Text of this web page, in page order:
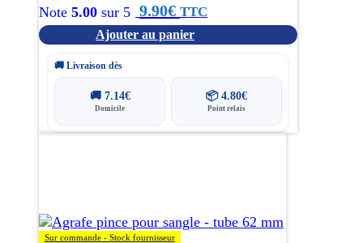
Note 5.00 sur 5 9.90€ TTC
Ajouter au panier
🚚 Livraison dès
🚚 7.14€
Domicile
📦 4.80€
Point relais
Sur commande - Stock fournisseur